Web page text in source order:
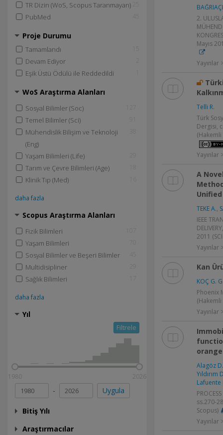
TR Dizin (WoS, Scopus Taranmayan)
PubMed
Proje Durumu
Tamamlandı
Devam Ediyor
Eşik Üstü Ödülü ile Reddedildi
WoS Araştırma Alanları
Sosyal Bilimler (Soc)
Temel Bilimler (Sci)
Mühendislik Bilişim ve Teknoloji
(Eng)
Yaşam Bilimleri (Life)
Tarım ve Çevre Bilimleri (Age)
Klinik Tıp (Med)
daha fazla
Scopus Araştırma Alanları
Fizik Bilimleri
Yaşam Bilimleri
Sosyal Bilimler ve Beşeri Bilimler
Multidisipliner
Sağlık Bilimleri
daha fazla
Yıl
Filtrele
1980 2026
- Uygula
Bitiş Yılı
Araştırmacılar
2.
Mayıs
Yayınlar
Telli R.
Türk
Dergisi,
Yayınlar
A
TEKE A.,
IEEE
2011
Yayınlar
Kan
KOÇ G.
Phoenix
Yayınlar
Alagöz D.
Yıldırım
Lafuente
ss.270-
Scopus)
Yayınlar